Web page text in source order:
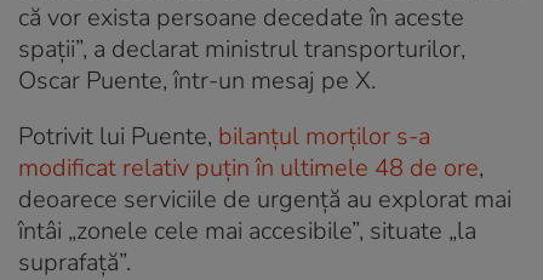
că vor exista persoane decedate în aceste
spaţii”, a declarat ministrul transporturilor,
Oscar Puente, într-un mesaj pe X.
Potrivit lui Puente, bilanţul morţilor s-a
modificat relativ puţin în ultimele 48 de ore,
deoarece serviciile de urgenţă au explorat mai
întâi „zonele cele mai accesibile”, situate „la
suprafaţă”.